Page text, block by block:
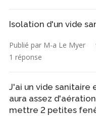
Isolation d'un vide
Publié par M-a Le Myer
1 réponse
J'ai un vide sanitaire
aura assez
mettre 2 petites